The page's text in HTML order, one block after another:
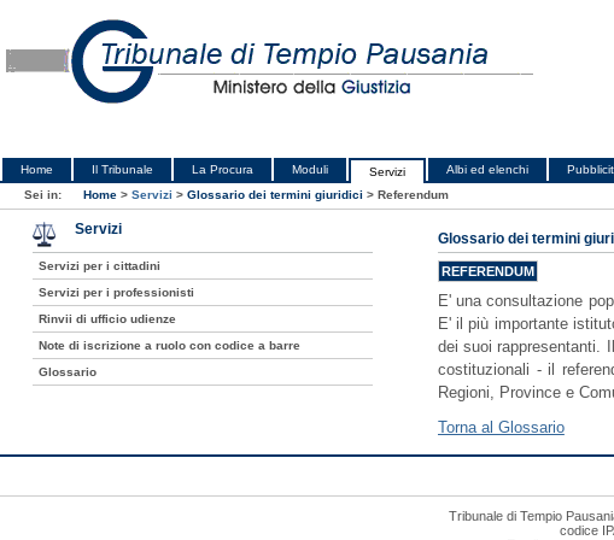
Home Il Tribunale La Procura Moduli Servizi Albi ed elenchi
Sei in:
Home > Servizi > Glossario dei termini giuridici > Referendum
Glossario dei termini
REFERENDUM
E' una consultazione
E' il più importante
dei suoi rappresentanti.
costituzionali - il
Regioni, Province e
Torna al Glossario
Servizi
Servizi per i cittadini
Servizi per i professionisti
Rinvii di ufficio udienze
Note di iscrizione a ruolo con codice a barre
Glossario
Tribunale di Tempio
codice